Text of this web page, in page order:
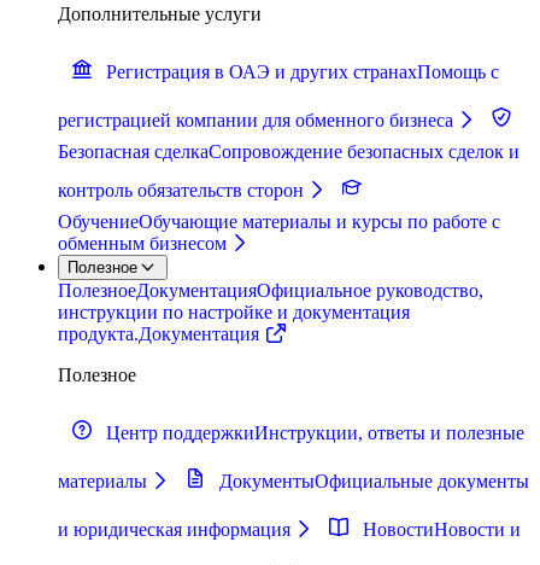
Дополнительные услуги
Регистрация в ОАЭ и других странахПомощь с
регистрацией компании для обменного бизнеса
Безопасная сделкаСопровождение безопасных сделок и
контроль обязательств сторон
ОбучениеОбучающие материалы и курсы по работе с
обменным бизнесом
Полезное
ПолезноеДокументацияОфициальное руководство,
инструкции по настройке и документация
продукта.Документация
Полезное
Центр поддержкиИнструкции, ответы и полезные
материалы ДокументыОфициальные документы
и юридическая информация НовостиНовости и